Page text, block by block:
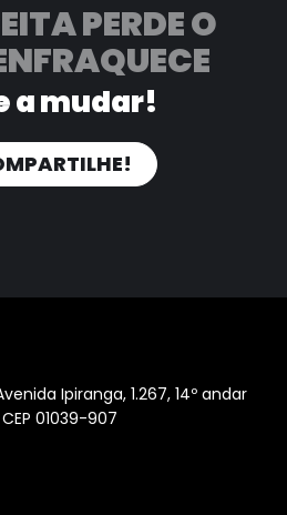
PERDEO
a mudar!
Ipiranga, 1.267, 14º andar
01039-907